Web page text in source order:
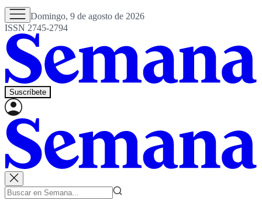
Domingo, 9 de agosto de 2026
ISSN 2745-2794
Suscríbete